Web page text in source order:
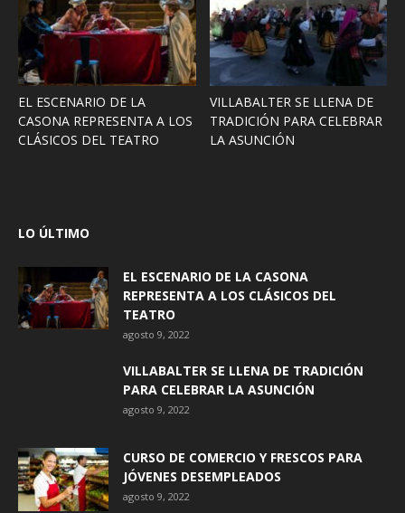
EL ESCENARIO DE LA
CASONA REPRESENTA A LOS
CLÁSICOS DEL TEATRO
VILLABALTER SE LLENA DE
TRADICIÓN PARA CELEBRAR
LA ASUNCIÓN
LO ÚLTIMO
EL ESCENARIO DE LA CASONA
REPRESENTA A LOS CLÁSICOS DEL
TEATRO
agosto 9, 2022
VILLABALTER SE LLENA DE TRADICIÓN
PARA CELEBRAR LA ASUNCIÓN
agosto 9, 2022
CURSO DE COMERCIO Y FRESCOS PARA
JÓVENES DESEMPLEADOS
agosto 9, 2022